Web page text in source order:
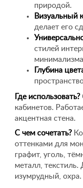
природой.
Визуальный
делает его
стилей
Глубина
Где использовать?
кабинетов.
акцентная стена.
С чем сочетать?
оттенками для
графит, уголь,
металл, текстиль.
изумрудный, охра.